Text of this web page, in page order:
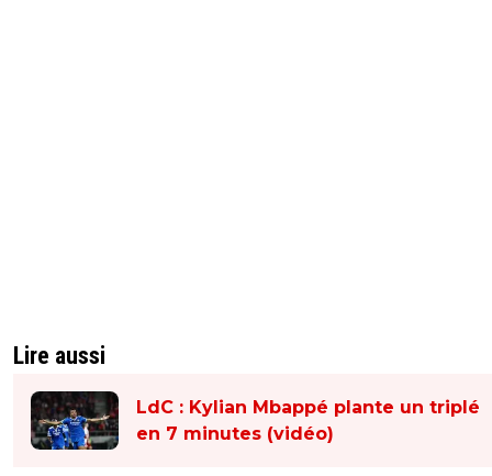
Lire aussi
LdC : Kylian Mbappé plante un triplé
en 7 minutes (vidéo)